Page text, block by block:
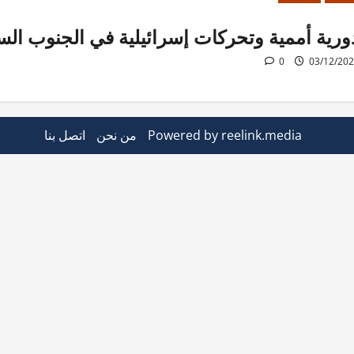
أممية وتحركات إسرائيلية في الجنوب
03/12/
0
Powered by reelink.media من نحن اتصل بنا